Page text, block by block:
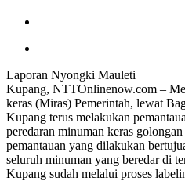
Laporan Nyongki Mauleti
Kupang, NTTOnlinenow.com –
keras (Miras) Pemerintah, lewat
Kupang terus melakukan
peredaran minuman keras
pemantauan yang dilakukan
seluruh minuman yang beredar di
Kupang sudah melalui proses